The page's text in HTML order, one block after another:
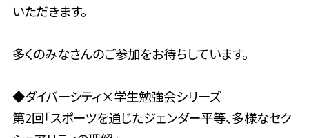
いただきます。
多くのみなさんのご参加をお待ちしています。
◆ダイバーシティ×学生勉強会シリーズ
第2回「スポーツを通じたジェンダー平等、多様なセク